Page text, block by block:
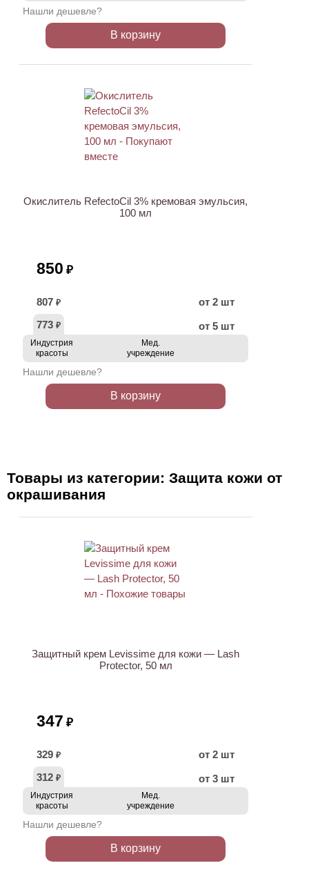
Нашли дешевле?
В корзину
Окислитель RefectoCil 3% кремовая эмульсия,
100 мл
850 ₽
807 ₽
от 2 шт
773 ₽ от 5 шт
Индустрия
красоты
Мед.
учреждение
Нашли дешевле?
В корзину
Товары из категории: Защита кожи от
окрашивания
Защитный крем Levissime для кожи — Lash
Protector, 50 мл
347 ₽
329 ₽
от 2 шт
312 ₽ от 3 шт
Индустрия
красоты
Мед.
учреждение
Нашли дешевле?
В корзину